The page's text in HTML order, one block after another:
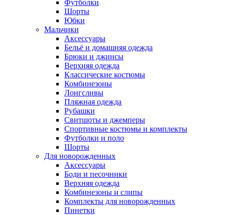
Футболки
Шорты
Юбки
Мальчики
Аксессуары
Бельё и домашняя одежда
Брюки и джинсы
Верхняя одежда
Классические костюмы
Комбинезоны
Лонгсливы
Пляжная одежда
Рубашки
Свитшоты и джемперы
Спортивные костюмы и комплекты
Футболки и поло
Шорты
Для новорожденных
Аксессуары
Боди и песочники
Верхняя одежда
Комбинезоны и слипы
Комплекты для новорожденных
Пинетки